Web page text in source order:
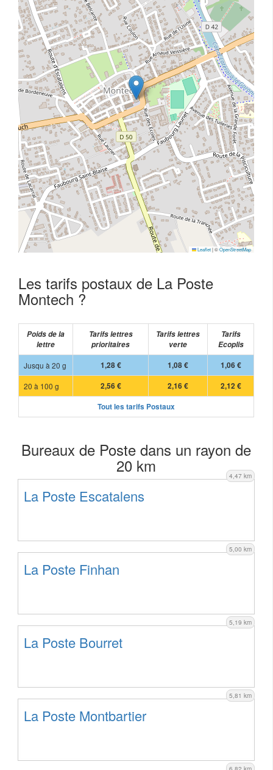
Leaflet|©OpenStreetMap
Les tarifs postaux de La Poste
Montech ?
Poids de la
lettre
Tarifs lettres
prioritaires
Tarifs lettres
verte
Tarifs
Ecoplis
Jusqu à 20 g
1,28 € 1,08 €
1,06 €
20 à 100 g
2,56 € 2,16 €
2,12 €
Tout les tarifs Postaux
Bureaux de Poste dans un rayon de
20 km 4,47 km
La Poste Escatalens
5,00 km
La Poste Finhan
5,19 km
La Poste Bourret
5,81 km
La Poste Montbartier